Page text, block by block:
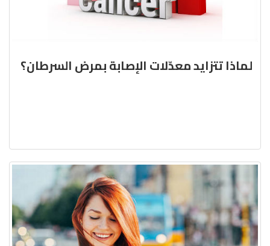
لماذا تتزايد معدّلات الإصابة بمرض السرطان؟